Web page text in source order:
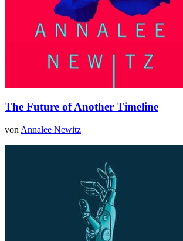
The Future of Another Timeline
von Annalee Newitz